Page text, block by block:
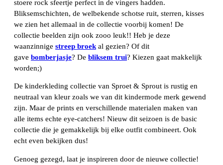
stoere rock sfeertje perfect in de vingers hadden.
Bliksemschichten, de welbekende schotse ruit, sterren, kisses
we zien het allemaal in de collectie voorbij komen! De
collectie beelden zijn ook zooo leuk!! Heb je deze
waanzinnige streep broek al gezien? Of dit
gave bomberjasje? De bliksem trui? Kiezen gaat makkelijk
worden;)
De kinderkleding collectie van Sproet & Sprout is rustig en
neutraal van kleur zoals we van dit kindermode merk gewend
zijn. Maar de prints en verschillende materialen maken van
alle items echte eye-catchers! Nieuw dit seizoen is de basic
collectie die je gemakkelijk bij elke outfit combineert. Ook
echt even bekijken dus!
Genoeg gezegd, laat je inspireren door de nieuwe collectie!